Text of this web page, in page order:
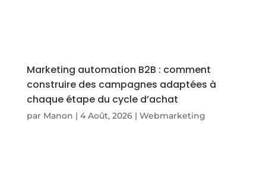
Marketing automation B2B : comment
construire des campagnes adaptées à
chaque étape du cycle d’achat
par Manon | 4 Août, 2026| Webmarketing